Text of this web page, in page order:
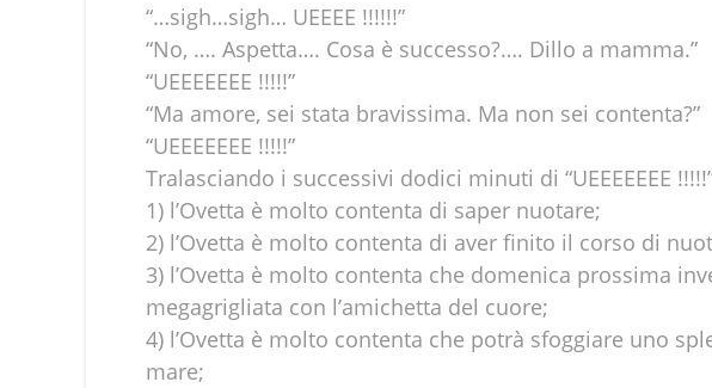
“…sigh…sigh… UEEEE !!!!!!”
“No, …. Aspetta…. Cosa è successo?…. Dillo a mamma.”
“UEEEEEEE !!!!!”
“Ma amore, sei stata bravissima. Ma non sei contenta?”
“UEEEEEEE !!!!!”
Tralasciando i successivi dodici minuti di “UEEEEEEE
1) l’Ovetta è molto contenta di saper nuotare;
2) l’Ovetta è molto contenta di aver finito il corso di
3) l’Ovetta è molto contenta che domenica prossima
megagrigliata con l’amichetta del cuore;
4) l’Ovetta è molto contenta che potrà sfoggiare uno
mare;